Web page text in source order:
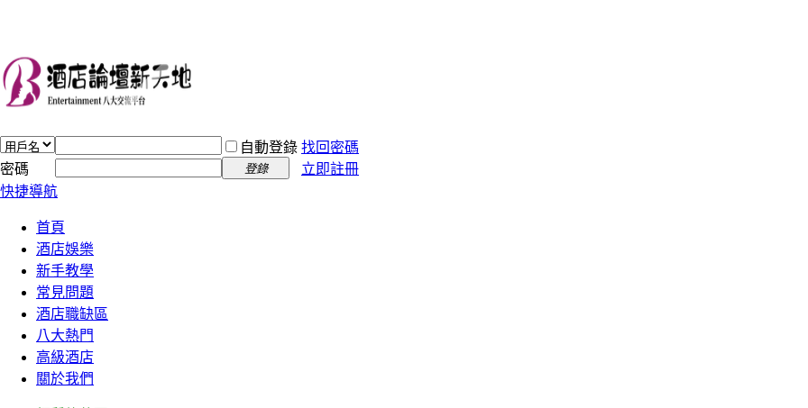
自動登錄 找回密碼
密碼
登錄
立即註冊
快捷導航
首頁
酒店娛樂
新手教學
常見問題
酒店職缺區
八大熱門
高級酒店
關於我們